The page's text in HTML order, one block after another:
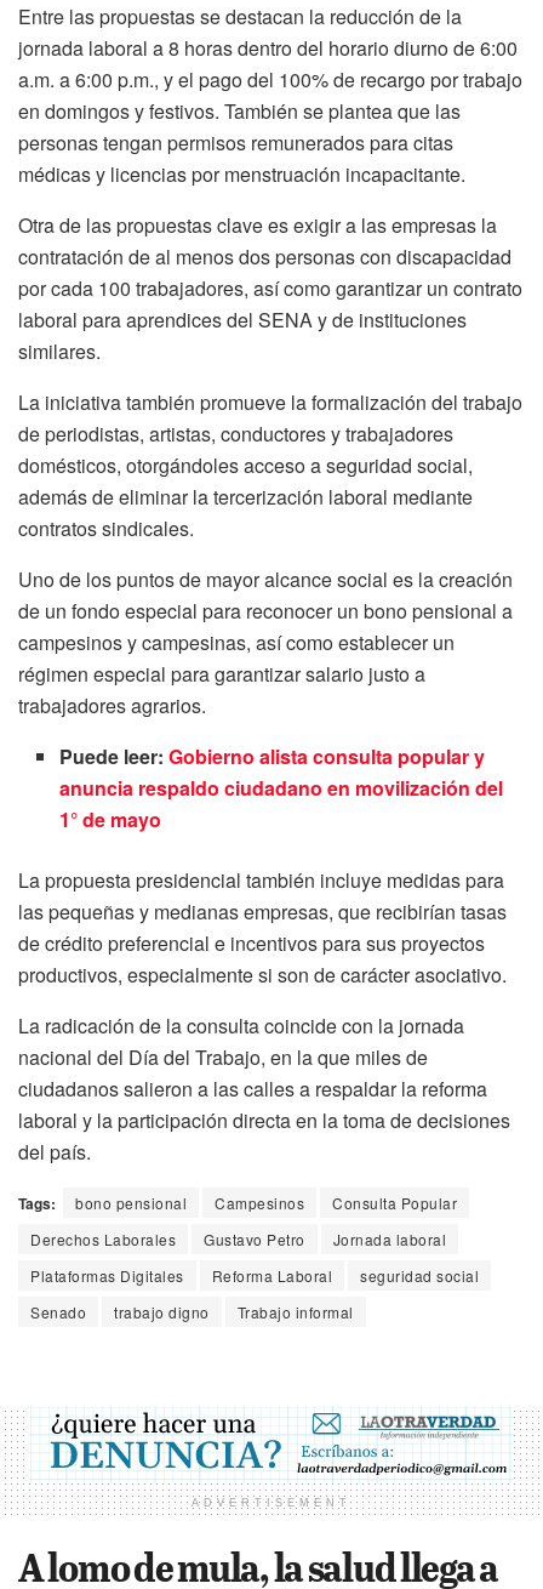
Entre las propuestas se destacan la reducción de la
jornada laboral a 8 horas dentro del horario diurno de 6:00
a.m. a 6:00 p.m., y el pago del 100% de recargo por trabajo
en domingos y festivos. También se plantea que las
personas tengan permisos remunerados para citas
médicas y licencias por menstruación incapacitante.
Otra de las propuestas clave es exigir a las empresas la
contratación de al menos dos personas con discapacidad
por cada 100 trabajadores, así como garantizar un contrato
laboral para aprendices del SENA y de instituciones
similares.
La iniciativa también promueve la formalización del trabajo
de periodistas, artistas, conductores y trabajadores
domésticos, otorgándoles acceso a seguridad social,
además de eliminar la tercerización laboral mediante
contratos sindicales.
Uno de los puntos de mayor alcance social es la creación
de un fondo especial para reconocer un bono pensional a
campesinos y campesinas, así como establecer un
régimen especial para garantizar salario justo a
trabajadores agrarios.
Puede leer:Gobierno alista consulta popular y
anuncia respaldo ciudadano en movilización del
1° de mayo
La propuesta presidencial también incluye medidas para
las pequeñas y medianas empresas, que recibirían tasas
de crédito preferencial e incentivos para sus proyectos
productivos, especialmente si son de carácter asociativo.
La radicación de la consulta coincide con la jornada
nacional del Día del Trabajo, en la que miles de
ciudadanos salieron a las calles a respaldar la reforma
laboral y la participación directa en la toma de decisiones
del país.
Tags: bono pensional Campesinos
Consulta Popular
Derechos Laborales
Gustavo Petro
Jornada laboral
Plataformas Digitales
Reforma Laboral
seguridad social
Senado
trabajo digno Trabajo informal
ADVERTISEMENT
A lomo de mula, la salud llega a